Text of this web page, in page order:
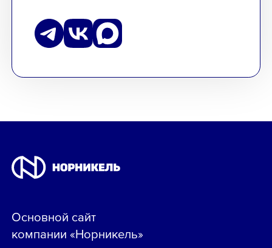
Основной сайт
компании «Норникель»